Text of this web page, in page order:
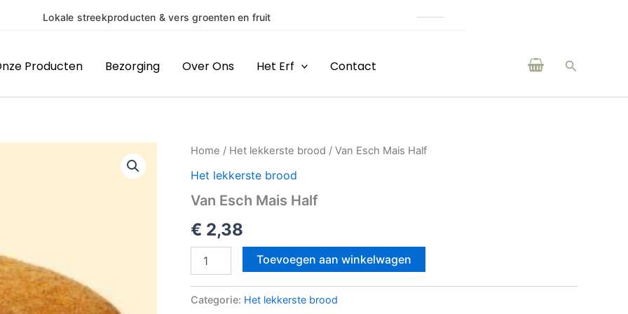
Lokale streekproducten & vers groenten en fruit
Producten Bezorging Over Ons Het Erf Contact Zoeken
Home / Het lekkerste brood / Van Esch Mais Half
Het lekkerste brood
Van Esch Mais Half
€ 2,38
Van
Mais
aantal
Toevoegen aan winkelwagen
Categorie: Het lekkerste brood